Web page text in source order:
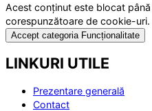
Acest conținut este blocat
corespunzătoare de cookie-uri.
Accept categoria Funcționalitate
LINKURI UTILE
Prezentare generală
Contact